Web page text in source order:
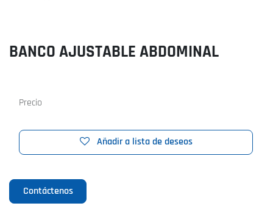
BANCO AJUSTABLE ABDOMINAL
Añadir a lista de deseos
Precio
Contáctenos